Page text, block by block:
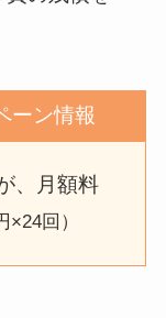
ーン情報
、月額料
×24回）